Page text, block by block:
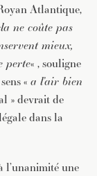
Atlantique,
ne coûte pas
mieux,
perte« , souligne
« a l’air bien
» devrait de
dans la
l’unanimité une